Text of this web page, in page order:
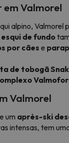
em Valmorel
alpino, Valmorel
esqui de fundo
por cãese
de tobogã
Valmorel
um après-ski
intensas, tem